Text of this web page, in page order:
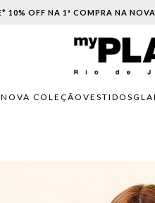
PARCELAMENTO EM ATÉ 6X
NOVA COLEÇÃO VESTIDOS